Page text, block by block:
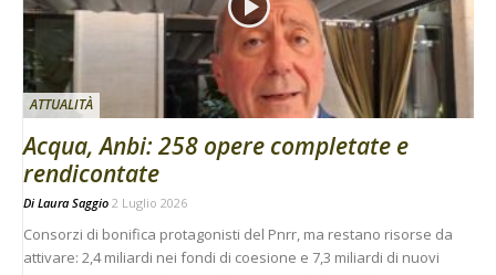
ATTUALITÀ
Acqua, Anbi: 258 opere completate e
rendicontate
Di Laura Saggio 2 Luglio 2026
Consorzi di bonifica protagonisti del Pnrr, ma restano risorse da
attivare: 2,4 miliardi nei fondi di coesione e 7,3 miliardi di nuovi